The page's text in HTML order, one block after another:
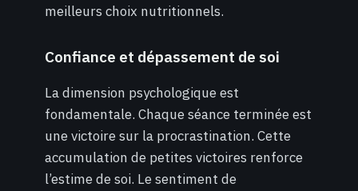
meilleurs choix nutritionnels.
Confiance et dépassement de soi
La dimension psychologique est
fondamentale. Chaque séance terminée est
une victoire sur la procrastination. Cette
accumulation de petites victoires renforce
l’estime de soi. Le sentiment de